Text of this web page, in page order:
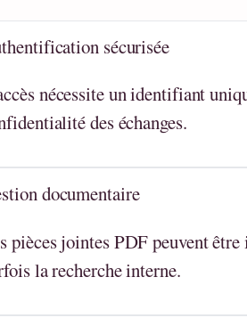
sécurisée
nécessite un identifiant
des échanges.
documentaire
pièces jointes PDF peuvent
la recherche interne.